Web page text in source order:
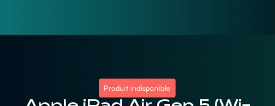
Produit indisponible